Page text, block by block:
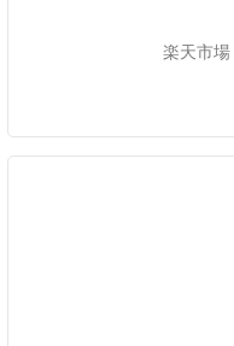
楽天市場